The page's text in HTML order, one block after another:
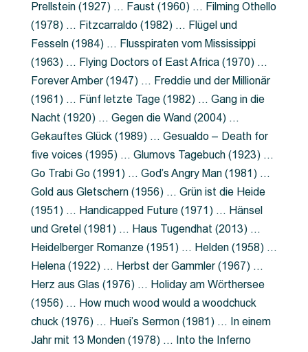
Prellstein (1927) … Faust (1960) … Filming Othello
(1978) … Fitzcarraldo (1982) … Flügel und
Fesseln (1984) … Flusspiraten vom Mississippi
(1963) … Flying Doctors of East Africa (1970) …
Forever Amber (1947) … Freddie und der Millionär
(1961) … Fünf letzte Tage (1982) … Gang in die
Nacht (1920) … Gegen die Wand (2004) …
Gekauftes Glück (1989) … Gesualdo – Death for
five voices (1995) … Glumovs Tagebuch (1923) …
Go Trabi Go (1991) … God’s Angry Man (1981) …
Gold aus Gletschern (1956) … Grün ist die Heide
(1951) … Handicapped Future (1971) … Hänsel
und Gretel (1981) … Haus Tugendhat (2013) …
Heidelberger Romanze (1951) … Helden (1958) …
Helena (1922) … Herbst der Gammler (1967) …
Herz aus Glas (1976) … Holiday am Wörthersee
(1956) … How much wood would a woodchuck
chuck (1976) … Huei’s Sermon (1981) … In einem
Jahr mit 13 Monden (1978) … Into the Inferno